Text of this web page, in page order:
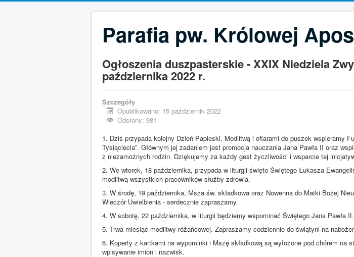
Parafia pw. Królowej
Ogłoszenia duszpasterskie - XXIX Niedziela
października 2022 r.
Szczegóły
Opublikowano: 15 październik 2022
Odsłony: 981
1. Dziś przypada kolejny Dzień Papieski. Modlitwą i ofiarami do puszek wspieramy
Tysiąclecia”. Głównym jej zadaniem jest promocja nauczania Jana Pawła II oraz
z niezamożnych rodzin. Dziękujemy za każdy gest życzliwości i wsparcie tej
2. We wtorek, 18 października, przypada w liturgii święto Świętego Łukasza
modlitwą wszystkich pracowników służby zdrowia.
3. W środę, 19 października, Msza św. składkowa oraz Nowenna do Matki Bożej
Wieczór Uwielbienia - serdecznie zapraszamy.
4. W sobotę, 22 października, w liturgii będziemy wspominać Świętego Jana Pawła II.
5. Trwa miesiąc modlitwy różańcowej. Zapraszamy codziennie do świątyni na
6. Koperty z kartkami na wypominki i Mszę składkową są wyłożone pod chórem na
wpisywanie imion i nazwisk.